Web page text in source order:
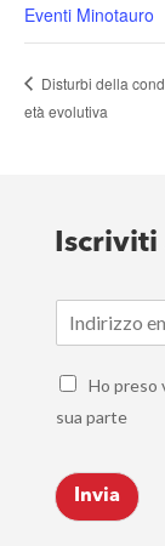
Eventi Minotauro
Disturbi della
età evolutiva
Iscriviti
m
*
C
e
k
b
o
Ho preso
sua parte
Invia